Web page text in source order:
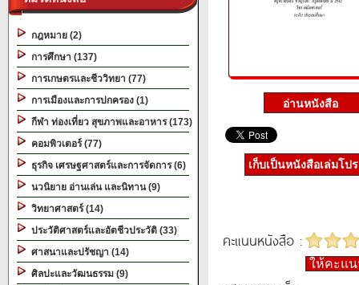
กฎหมาย (2)
การศึกษา (137)
การเกษตรและชีววิทยา (77)
การเมืองและการปกครอง (1)
กีฬา ท่องเที่ยว สุขภาพและอาหาร (173)
คอมพิวเตอร์ (77)
ธุรกิจ เศรษฐศาสตร์และการจัดการ (6)
นวนิยาย อ่านเล่น และนิทาน (9)
วิทยาศาสตร์ (14)
ประวัติศาสตร์และอัตชีวประวัติ (33)
ศาสนาและปรัชญา (14)
ศิลปะและวัฒนธรรม (9)
เก็บเป็นหนังสือเล่มโป
คะแนนหนังสือ :
ให้คะแ